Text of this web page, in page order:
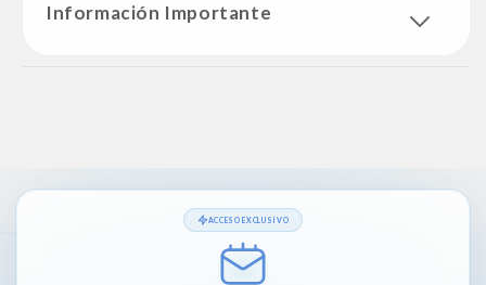
Información Importante
ACCESO EXCLUSIVO